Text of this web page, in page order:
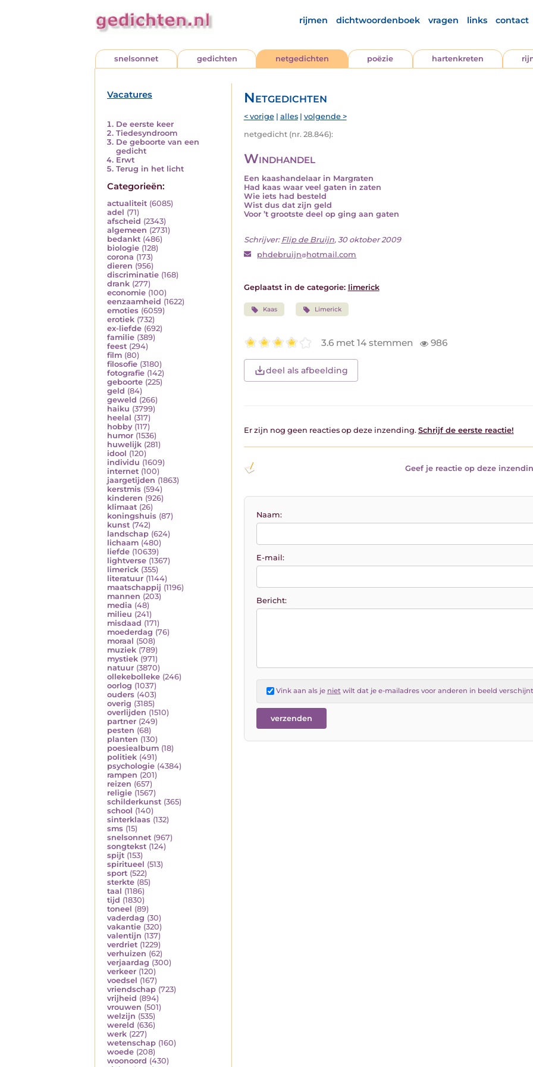
rijmen dichtwoordenboek vragen links contact
snelsonnet gedichten netgedichten poëzie hartenkreten
Vacatures
De eerste keer
Tiedesyndroom
De geboorte van een
gedicht
Erwt
Terug in het licht
Categorieën:
actualiteit (6085)
adel (71)
afscheid (2343)
algemeen (2731)
bedankt (486)
biologie (128)
corona (173)
dieren (956)
discriminatie (168)
drank (277)
economie (100)
eenzaamheid (1622)
emoties (6059)
erotiek (732)
ex-liefde (692)
familie (389)
feest (294)
film (80)
filosofie (3180)
fotografie (142)
geboorte (225)
geld (84)
geweld (266)
haiku (3799)
heelal (317)
hobby (117)
humor (1536)
huwelijk (281)
idool (120)
individu (1609)
internet (100)
jaargetijden (1863)
kerstmis (594)
kinderen (926)
klimaat (26)
koningshuis (87)
kunst (742)
landschap (624)
lichaam (480)
liefde (10639)
lightverse (1367)
limerick (355)
literatuur (1144)
maatschappij (1196)
mannen (203)
media (48)
milieu (241)
misdaad (171)
moederdag (76)
moraal (508)
muziek (789)
mystiek (971)
natuur (3870)
ollekebolleke (246)
oorlog (1037)
ouders (403)
overig (3185)
overlijden (1510)
partner (249)
pesten (68)
planten (130)
poesiealbum (18)
politiek (491)
psychologie (4384)
rampen (201)
reizen (657)
religie (1567)
schilderkunst (365)
school (140)
sinterklaas (132)
sms (15)
snelsonnet (967)
songtekst (124)
spijt (153)
spiritueel (513)
sport (522)
sterkte (85)
taal (1186)
tijd (1830)
toneel (89)
vaderdag (30)
vakantie (320)
valentijn (137)
verdriet (1229)
verhuizen (62)
verjaardag (300)
verkeer (120)
voedsel (167)
vriendschap (723)
vrijheid (894)
vrouwen (501)
welzijn (535)
wereld (636)
werk (227)
wetenschap (160)
woede (208)
woonoord (430)
Netgedichten
< vorige| alles| volgende >
netgedicht (nr. 28.846):
Windhandel
Een kaashandelaar in Margraten
Had kaas waar veel gaten in zaten
Wie iets had besteld
Wist dus dat zijn geld
Voor ’t grootste deel op ging aan gaten
Schrijver: Flip de Bruijn, 30 oktober 2009
phdebruijn hotmail.com
Geplaatst in de categorie: limerick
Kaas Limerick
3.6 met 14 stemmen 986
deel als afbeelding
Er zijn nog geen reacties op deze inzending. Schrijf de eerste reactie!
Geef je reactie op deze
Naam:
E-mail:
Bericht:
Vink aan als je nietwilt dat je e-mailadres voor anderen in beeld verschijnt